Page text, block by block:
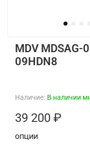
Наличие: В наличии
MDV MDSAG-
09HDN8
39 200 ₽
ОПЦИИ